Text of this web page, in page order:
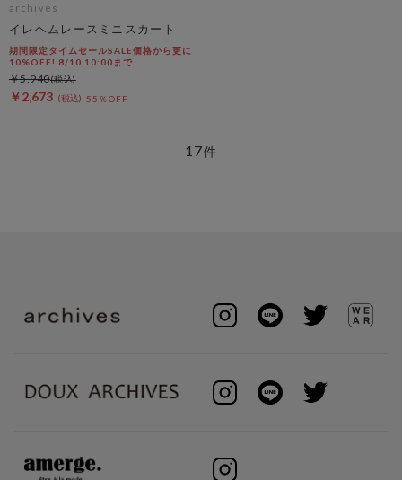
archives
イレヘムレースミニスカート
期間限定タイムセールSALE価格から更に
10%OFF! 8/10 10:00まで
￥2,673 55％OFF
￥5,940
17件